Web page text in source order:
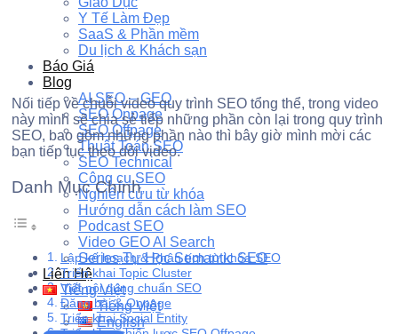
Y Tế Làm Đẹp
SaaS & Phần mềm
Du lịch & Khách sạn
Báo Giá
Blog
AI SEO – GEO
SEO Onpage
SEO Offpage
Thuật Toán SEO
SEO Technical
Công cụ SEO
Nghiên cứu từ khóa
Hướng dẫn cách làm SEO
Podcast SEO
Video GEO AI Search
Series Tự Học Semantic SEO
Liên Hệ
Tiếng Việt
Tiếng Việt
English
Nối tiếp về chuỗi video quy trình SEO tổng thể, trong video
này mình sẽ chia sẻ tiếp những phần còn lại trong quy trình
SEO, bao gồm những phần nào thì bây giờ mình mời các
bạn tiếp tục theo dõi video.
Danh Mục Chính
Lập kế hoạch & Phân tích từ khóa SEO
Triển khai Topic Cluster
Viết nội dung chuẩn SEO
Đăng bài & Onpage
Triển khai Social Entity